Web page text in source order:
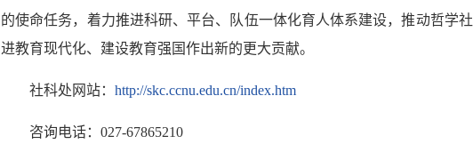
的使命任务，着力推进科研、平台、队伍一体化育人体系建设，推动哲学
进教育现代化、建设教育强国作出新的更大贡献。
社科处网站： http://skc.ccnu.edu.cn/index.htm
咨询电话：027-67865210